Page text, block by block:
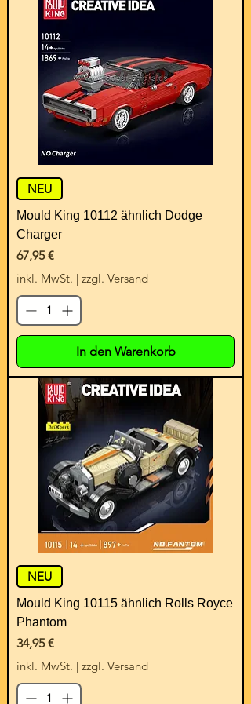
NEU
Mould King 10112 ähnlich Dodge
Charger
Preis
67,95 €
inkl. MwSt. | zzgl. Versand
In den Warenkorb
NEU
Mould King 10115 ähnlich Rolls Royce
Phantom
Preis
34,95 €
inkl. MwSt. | zzgl. Versand